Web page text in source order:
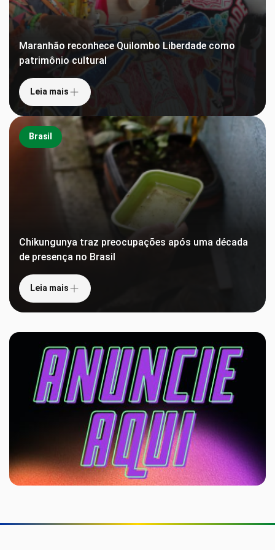
Maranhão reconhece Quilombo Liberdade como
patrimônio cultural
Leia mais
Brasil
Chikungunya traz preocupações após uma década
de presença no Brasil
Leia mais